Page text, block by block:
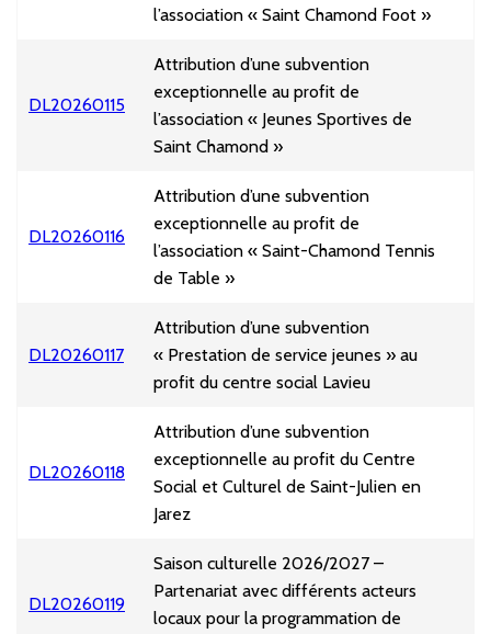
l’association « Saint Chamond Foot »
DL20260115
Attribution d’une subvention
exceptionnelle au profit de
l’association « Jeunes Sportives de
Saint Chamond »
DL20260116
Attribution d’une subvention
exceptionnelle au profit de
l’association « Saint-Chamond Tennis
de Table »
DL20260117
Attribution d’une subvention
« Prestation de service jeunes » au
profit du centre social Lavieu
DL20260118
Attribution d’une subvention
exceptionnelle au profit du Centre
Social et Culturel de Saint-Julien en
Jarez
DL20260119
Saison culturelle 2026/2027 –
Partenariat avec différents acteurs
locaux pour la programmation de